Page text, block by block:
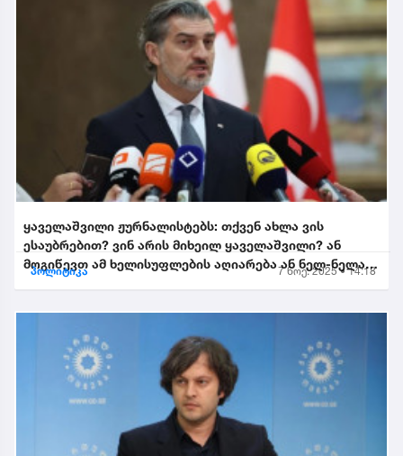
ყაველაშვილი ჟურნალისტებს: თქვენ ახლა ვის
ესაუბრებით? ვინ არის მიხეილ ყაველაშვილი? ან
მოგიწევთ ამ ხელისუფლების აღიარება ან ნელ-ნელა
განიდევნებით, გაიწე...
პოლიტიკა 7 ნოე. 2025 • 14:18